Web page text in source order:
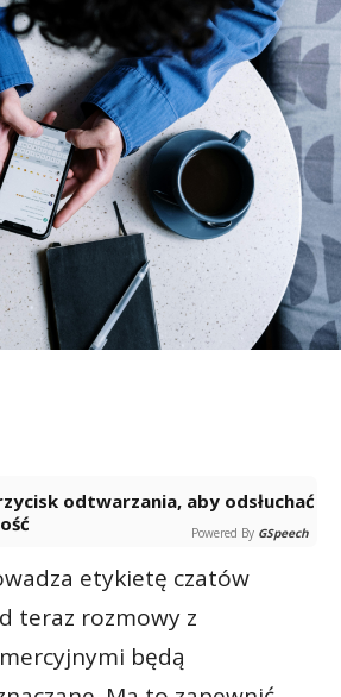
Powered By GSpeech
etykietę czatów
teraz rozmowy z
będą